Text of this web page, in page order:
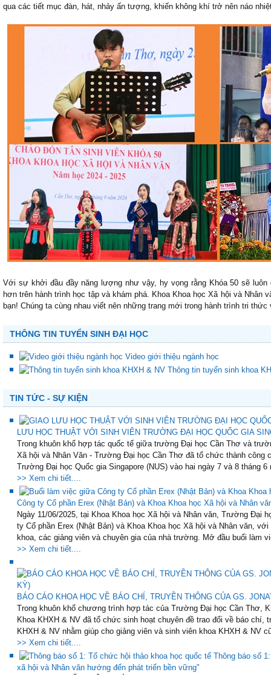
qua các tiết mục đàn, hát, nhảy ấn tượng, khiến không khí trở nên náo
Với sự khởi đầu đầy năng lượng như vậy, hy vọng rằng Khóa 50 sẽ
hơn trên hành trình học tập và khám phá. Khoa Khoa học Xã hội và Nhân
bạn! Chúng ta cùng nhau viết nên những trang mới trong hành trình tri thức
THÔNG TIN TUYỂN SINH ĐẠI HỌC
Video giới thiệu ngành học
Thông tin tuyển sinh khoa
TIN TỨC - SỰ KIỆN
LƯU HỌC THUẬT VỚI SINH VIÊN TRƯỜNG ĐẠI HỌC QUỐC GIA
Trong khuôn khổ hợp tác quốc tế giữa trường Đại học Cần Thơ và
Xã hội và Nhân Văn - Trường Đại học Cần Thơ đã tổ chức thành
Trường Đại học Quốc gia Singapore (NUS) vào hai ngày 7 và 8 tháng 6
>> Xem chi tiết....
Công ty Cổ phần Erex (Nhật Bản) và Khoa Khoa học Xã hội và Nhân
Ngày 11/06/2025, tại Khoa Khoa học Xã hội và Nhân văn, Trường Đại
ty Cổ phần Erex (Nhật Bản) và Khoa Khoa học Xã hội và Nhân văn,
khoa, các giảng viên và chuyên gia của nhà trường. Mở đầu buổi làm
>> Xem chi tiết....
BÁO CÁO KHOA HỌC VỀ BÁO CHÍ, TRUYỀN THÔNG CỦA GS.
Trong khuôn khổ chương trình hợp tác của Trường Đại học Cần Thơ,
Khoa KHXH & NV đã tổ chức sinh hoạt chuyên đề trao đổi về báo chí,
KHXH & NV nhằm giúp cho giảng viên và sinh viên khoa KHXH & NV
>> Xem chi tiết....
Thông báo số
xã hội và Nhân văn hướng đến phát triển bền vững"